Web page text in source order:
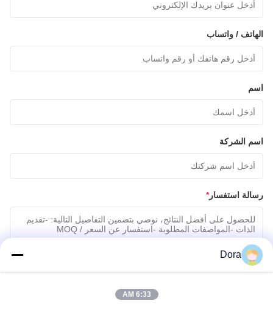
الهاتف / واتساب
اسم
اسم الشركة
رسالة استفسار*
Dora
6:33 AM